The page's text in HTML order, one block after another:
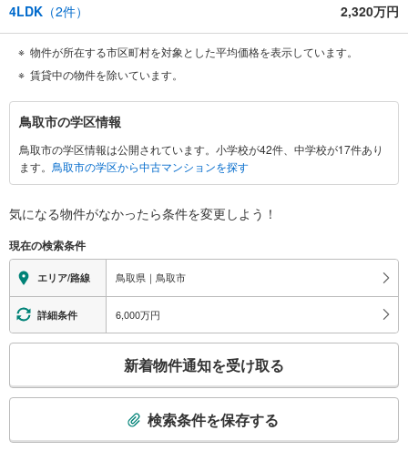
4LDK （2件） 2,320万円
物件が所在する市区町村を対象とした平均価格を表示しています。
賃貸中の物件を除いています。
鳥
取
市
に
す
情
報
鳥取市の学区情報
鳥取市の学区情報は公開されています。小学校が42件、中学校が17件あり
ます。 鳥取市の学区から中古マンションを探す
気になる物件がなかったら条件を変更しよう！
現在の検索条件
エリア/路線 鳥取県｜鳥取市
詳細条件 6,000万円
検
新着物件通知を受け取る
検索条件を保存する